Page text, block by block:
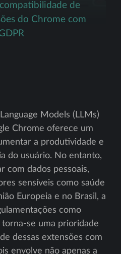
de
do Chrome com
Models (LLMs)
Chrome oferece um
a produtividade e
do usuário. No entanto,
com dados pessoais,
sensíveis como saúde
Europeia e no Brasil, a
como
torna-se uma prioridade
dessas extensões com
envolve não apenas a